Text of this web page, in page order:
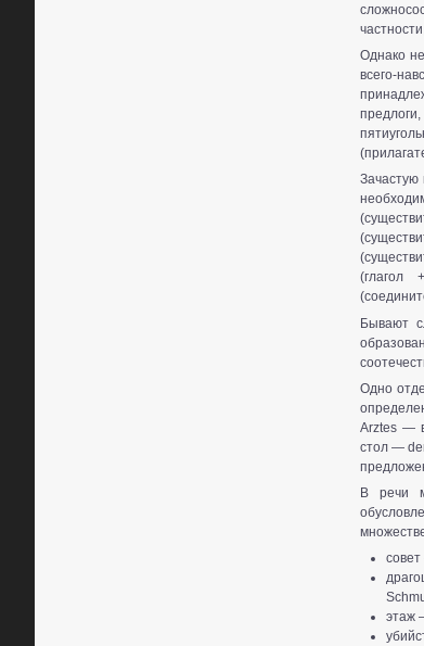
Однако
всего-
Зачастую
(глагол
Бывают
Одно
Arztes —
стол —
В речи
этаж